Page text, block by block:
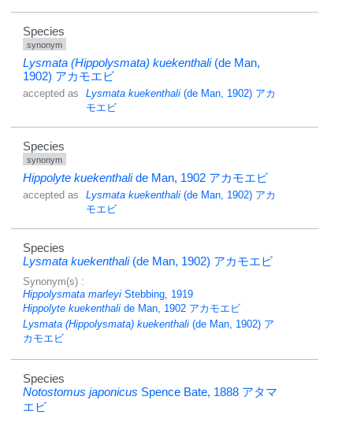
Species
synonym
Lysmata (Hippolysmata) kuekenthali(de Man,
1902) アカモエビ
accepted as Lysmata kuekenthali (de Man, 1902) アカ
モエビ
Species
synonym
Hippolyte kuekenthalide Man, 1902 アカモエビ
accepted as Lysmata kuekenthali (de Man, 1902) アカ
モエビ
Species
Lysmata kuekenthali(de Man, 1902) アカモエビ
Synonym(s) :
Hippolysmata marleyi Stebbing, 1919
Hippolyte kuekenthali de Man, 1902 アカモエビ
Lysmata (Hippolysmata) kuekenthali (de Man, 1902) ア
カモエビ
Species
Notostomus japonicus Spence Bate, 1888 アタマ
エビ